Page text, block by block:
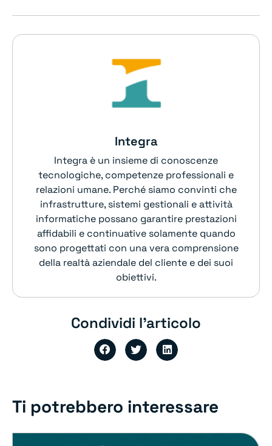
Integra
Integra è un insieme di conoscenze
tecnologiche, competenze professionali e
relazioni umane. Perché siamo convinti che
infrastrutture, sistemi gestionali e attività
informatiche possano garantire prestazioni
affidabili e continuative solamente quando
sono progettati con una vera comprensione
della realtà aziendale del cliente e dei suoi
obiettivi.
Condividi l'articolo
Ti potrebbero interessare